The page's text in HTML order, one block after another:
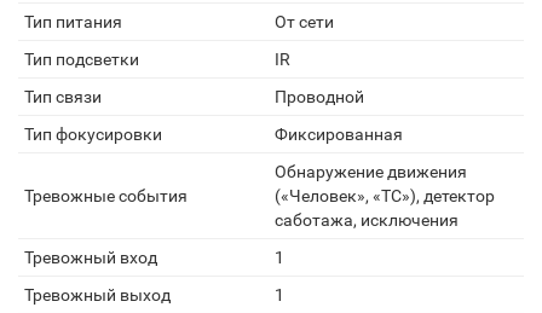
Тип питания
От сети
Тип подсветки
IR
Тип связи
Проводной
Тип фокусировки
Фиксированная
Тревожные события
Обнаружение движения
(«Человек», «ТС»), детектор
саботажа, исключения
Тревожный вход
1
Тревожный выход
1